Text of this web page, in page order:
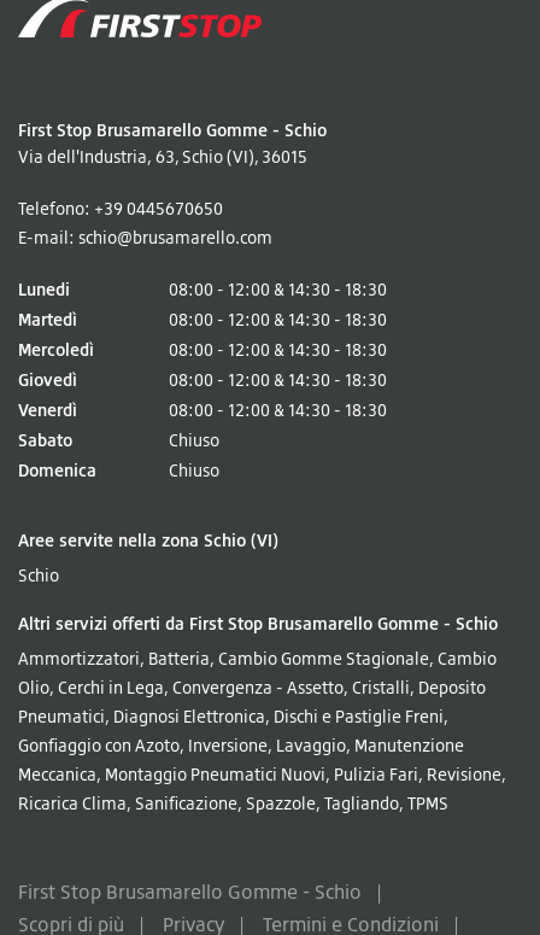
First Stop Brusamarello Gomme - Schio
Via dell'Industria, 63 Schio (VI) 36015
Telefono: +39 0445670650
E-mail: schio@brusamarello.com
Lunedi
08:00 - 12:00 & 14:30 - 18:30
Martedì
08:00 - 12:00 & 14:30 - 18:30
Mercoledì
08:00 - 12:00 & 14:30 - 18:30
Giovedì
08:00 - 12:00 & 14:30 - 18:30
Venerdì
08:00 - 12:00 & 14:30 - 18:30
Sabato
Chiuso
Domenica
Chiuso
Aree servite nella zona Schio (VI)
Schio
Altri servizi offerti da First Stop Brusamarello Gomme - Schio
Ammortizzatori, Batteria, Cambio Gomme Stagionale, Cambio
Olio, Cerchi in Lega, Convergenza - Assetto, Cristalli, Deposito
Pneumatici, Diagnosi Elettronica, Dischi e Pastiglie Freni,
Gonfiaggio con Azoto, Inversione, Lavaggio, Manutenzione
Meccanica, Montaggio Pneumatici Nuovi, Pulizia Fari, Revisione,
Ricarica Clima, Sanificazione, Spazzole, Tagliando, TPMS
First Stop Brusamarello Gomme - Schio
Scopri di più
Privacy Termini e Condizioni